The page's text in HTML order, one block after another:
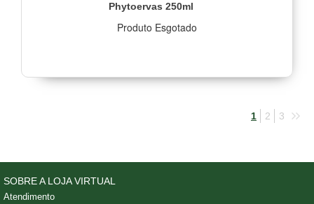
Phytoervas 250ml
Produto Esgotado
1 2 3
SOBRE A LOJA VIRTUAL
Atendimento